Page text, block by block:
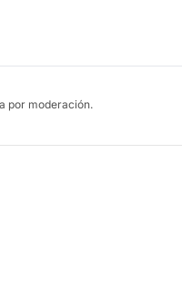
por moderación.